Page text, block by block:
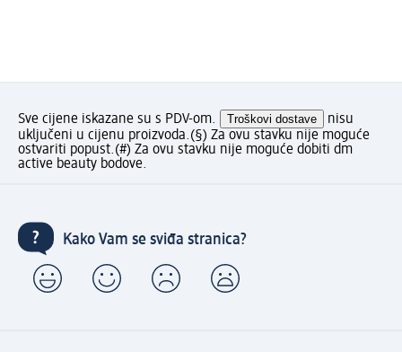
Sve cijene iskazane su s PDV-om. Troškovi dostave
nisu
uključeni u cijenu proizvoda.(§) Za ovu stavku nije moguće
ostvariti popust.(#) Za ovu stavku nije moguće dobiti dm
active beauty bodove.
Kako Vam se sviđa stranica?